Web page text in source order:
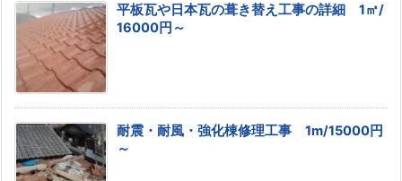
平板瓦や日本瓦の葺き替え工事の詳細 1㎡/
16000円～
耐震・耐風・強化棟修理工事 1m/15000円
～